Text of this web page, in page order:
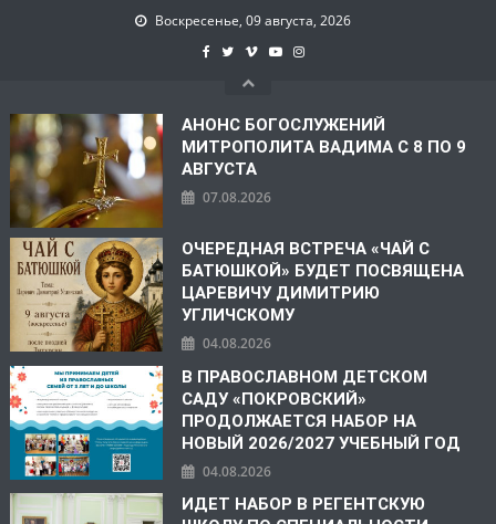
Воскресенье, 09 августа, 2026
АНОНС БОГОСЛУЖЕНИЙ
МИТРОПОЛИТА ВАДИМА С 8 ПО 9
АВГУСТА
07.08.2026
ОЧЕРЕДНАЯ ВСТРЕЧА «ЧАЙ С
БАТЮШКОЙ» БУДЕТ ПОСВЯЩЕНА
ЦАРЕВИЧУ ДИМИТРИЮ
УГЛИЧСКОМУ
04.08.2026
В ПРАВОСЛАВНОМ ДЕТСКОМ
САДУ «ПОКРОВСКИЙ»
ПРОДОЛЖАЕТСЯ НАБОР НА
НОВЫЙ 2026/2027 УЧЕБНЫЙ ГОД
04.08.2026
ИДЕТ НАБОР В РЕГЕНТСКУЮ